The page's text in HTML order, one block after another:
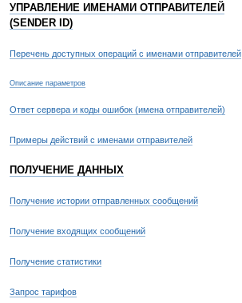
УПРАВЛЕНИЕ ИМЕНАМИ ОТПРАВИТЕЛЕЙ
(SENDER ID)
Перечень доступных операций с именами отправителей
Описание параметров
Ответ сервера и коды ошибок (имена отправителей)
Примеры действий с именами отправителей
ПОЛУЧЕНИЕ ДАННЫХ
Получение истории отправленных сообщений
Получение входящих сообщений
Получение статистики
Запрос тарифов